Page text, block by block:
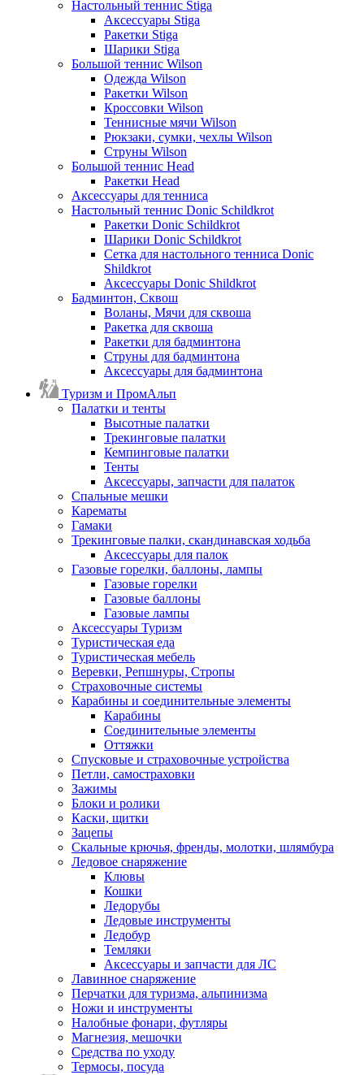
Настольный теннис Stiga
Аксессуары Stiga
Ракетки Stiga
Шарики Stiga
Большой теннис Wilson
Одежда Wilson
Ракетки Wilson
Кроссовки Wilson
Теннисные мячи Wilson
Рюкзаки, сумки, чехлы Wilson
Струны Wilson
Большой теннис Head
Ракетки Head
Аксессуары для тенниса
Настольный теннис Donic Schildkrot
Ракетки Donic Schildkrot
Шарики Donic Schildkrot
Сетка для настольного тенниса Donic
Shildkrot
Аксессуары Donic Shildkrot
Бадминтон, Сквош
Воланы, Мячи для сквоша
Ракетка для сквоша
Ракетки для бадминтона
Струны для бадминтона
Аксессуары для бадминтона
Туризм и ПромАльп
Палатки и тенты
Высотные палатки
Трекинговые палатки
Кемпинговые палатки
Тенты
Аксессуары, запчасти для палаток
Спальные мешки
Карематы
Гамаки
Трекинговые палки, скандинавская ходьба
Аксессуары для палок
Газовые горелки, баллоны, лампы
Газовые горелки
Газовые баллоны
Газовые лампы
Аксессуары Туризм
Туристическая еда
Туристическая мебель
Веревки, Репшнуры, Стропы
Страховочные системы
Карабины и соединительные элементы
Карабины
Соединительные элементы
Оттяжки
Спусковые и страховочные устройства
Петли, самостраховки
Зажимы
Блоки и ролики
Каски, щитки
Зацепы
Скальные крючья, френды, молотки, шлямбура
Ледовое снаряжение
Клювы
Кошки
Ледорубы
Ледовые инструменты
Ледобур
Темляки
Аксессуары и запчасти для ЛС
Лавинное снаряжение
Перчатки для туризма, альпинизма
Ножи и инструменты
Налобные фонари, футляры
Магнезия, мешочки
Средства по уходу
Термосы, посуда